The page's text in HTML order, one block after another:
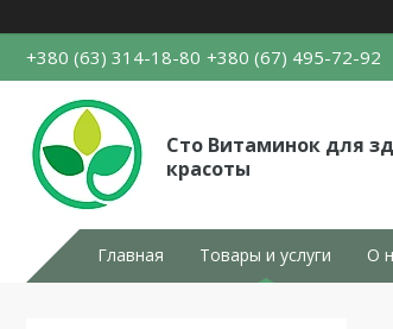
+380 (63) 314-18-80 +380 (67) 495-72-92
Сто Витаминок для
красоты
Главная Товары и услуги О